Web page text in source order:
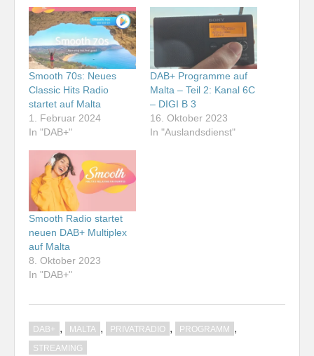
Smooth 70s: Neues
Classic Hits Radio
startet auf Malta
1. Februar 2024
In "DAB+"
DAB+ Programme auf
Malta – Teil 2: Kanal 6C
– DIGI B 3
16. Oktober 2023
In "Auslandsdienst"
Smooth Radio startet
neuen DAB+ Multiplex
auf Malta
8. Oktober 2023
In "DAB+"
DAB+ , MALTA , PRIVATRADIO , PROGRAMM ,
STREAMING